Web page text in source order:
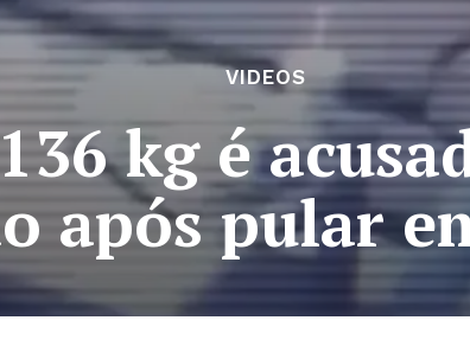
VIDEOS
kg é
após pular